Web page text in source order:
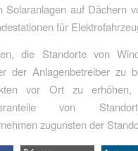
Solaranlagen auf Dächern
für
die Standorte von
der Anlagenbetreiber zu
vor Ort zu
von
zugunsten der